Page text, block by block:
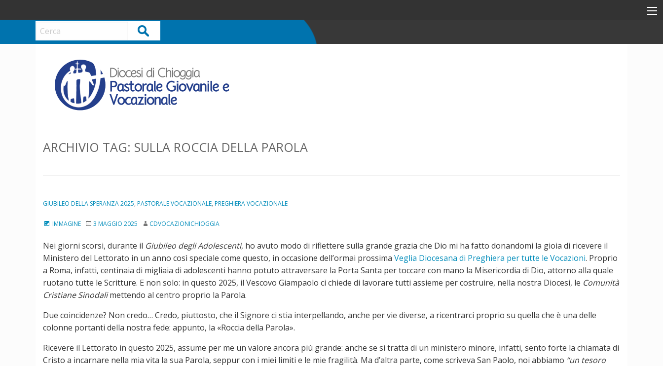
k
p
Cerca
ARCHIVIO TAG: SULLA ROCCIA DELLA PAROLA
GIUBILEO DELLA SPERANZA 2025, PASTORALE VOCAZIONALE, PREGHIERA VOCAZIONALE
IMMAGINE 3 MAGGIO 2025 CDVOCAZIONICHIOGGIA
Nei giorni scorsi, durante il Giubileo degli Adolescenti, ho avuto modo di riflettere sulla grande grazia che Dio mi ha fatto donandomi la gioia di ricevere il
Ministero del Lettorato in un anno così speciale come questo, in occasione dell’ormai prossima Veglia Diocesana di Preghiera per tutte le Vocazioni. Proprio
a Roma, infatti, centinaia di migliaia di adolescenti hanno potuto attraversare la Porta Santa per toccare con mano la Misericordia di Dio, attorno alla quale
ruotano tutte le Scritture. E non solo: in questo 2025, il Vescovo Giampaolo ci chiede di lavorare tutti assieme per costruire, nella nostra Diocesi, le Comunità
Cristiane Sinodalimettendo al centro proprio la Parola.
Due coincidenze? Non credo… Credo, piuttosto, che il Signore ci stia interpellando, anche per vie diverse, a ricentrarci proprio su quella che è una delle
colonne portanti della nostra fede: appunto, la «Roccia della Parola».
Ricevere il Lettorato in questo 2025, assume per me un valore ancora più grande: anche se si tratta di un ministero minore, infatti, sento forte la chiamata di
Cristo a incarnare nella mia vita la sua Parola, seppur con i miei limiti e le mie fragilità. Ma d’altra parte, come scriveva San Paolo, noi abbiamo “un tesoro